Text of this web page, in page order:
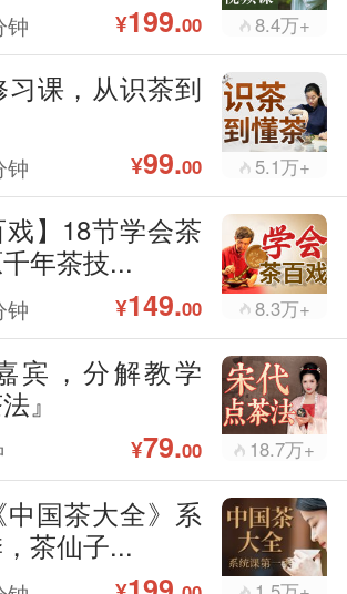
钟 ¥199.00 8.4万+
习课，从识茶到
钟 ¥99.00 5.1万+
戏】18节学会茶
年茶技...
钟 ¥149.00 8.3万+
宾，分解教学
』
¥79.00 18.7万+
国茶大全》系
茶仙子...